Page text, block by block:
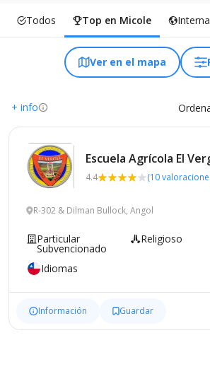
Todos Top en Micole
Ver en el mapa
+ info
Escuela Agrícola El
4.4 (10
R-302 & Dilman Bullock, Angol
Particular
Subvencionado
Religioso
Idiomas
Información Guardar